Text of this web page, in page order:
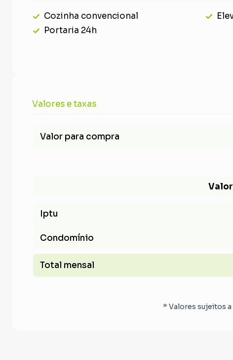
Cozinha convencional
Portaria 24h
Valores e taxas
Valor para compra
Iptu
Condomínio
Total mensal
* Valores sujeitos